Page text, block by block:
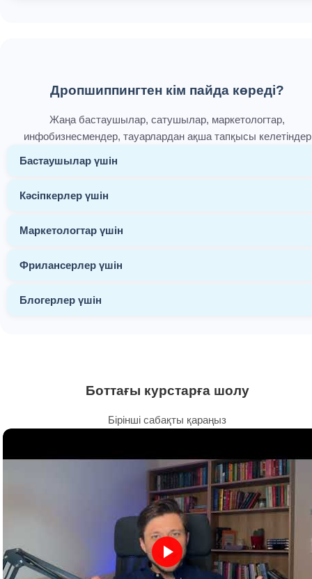
Дропшиппингтен кім пайда көреді?
Жаңа бастаушылар, сатушылар, маркетологтар,
инфобизнесмендер, тауарлардан ақша тапқысы келетіндер
Бастаушылар үшін
Кәсіпкерлер үшін
Маркетологтар үшін
Фрилансерлер үшін
Блогерлер үшін
Боттағы курстарға шолу
Бірінші сабақты қараңыз